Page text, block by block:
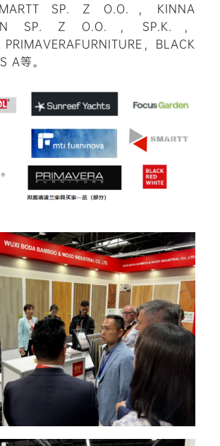
SP. Z O.O.，KINNA
SP. Z O.O.，SP.K.，
PRIMAVERAFURNITURE，BLACK
A等。